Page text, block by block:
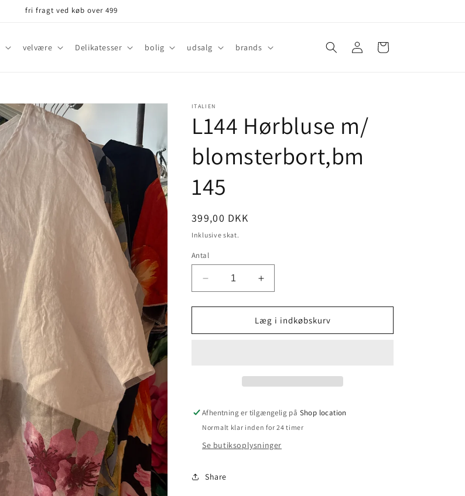
fri fragt ved køb over 499
velvære Delikatesser bolig udsalg brands
Log
ind
Indkøbskurv
ITALIEN
L144 Hørbluse m/
blomsterbort,bm
145
Normalpris
399,00 DKK
Inklusive skat.
Antal
Reducer
antallet
for
Hørbluse
Øg
antallet
for
L144
Hørbluse
Læg i indkøbskurv
Afhentning er tilgængelig på Shop location
Normalt klar inden for 24 timer
Se butiksoplysninger
Share